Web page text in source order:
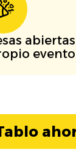
abiertas
evento